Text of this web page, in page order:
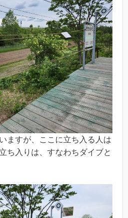
ますが、ここに立ち入る人は
ち入りは、すなわちダイブと